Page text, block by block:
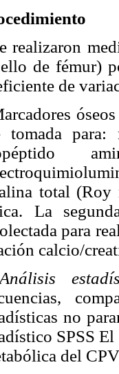
realizaron
de fémur)
de
tomada para:
total (Roy
La
para
calcio/
Análisis
no
SPSS
del CPV